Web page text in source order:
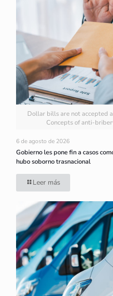
Dollar bills are not accepted
Concepts of anti-
6 de agosto de 2026
Gobierno les pone fin a casos
hubo soborno trasnacional
Leer más